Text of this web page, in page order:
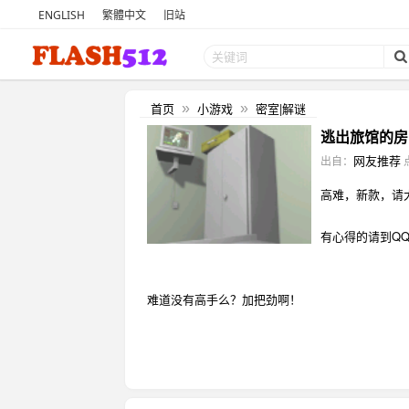
ENGLISH 繁體中文 旧站
首页 » 小游戏 » 密室|解谜
逃出旅馆的
出自： 网友推荐
高难，新款，请
有心得的请到
难道没有高手么？加把劲啊！